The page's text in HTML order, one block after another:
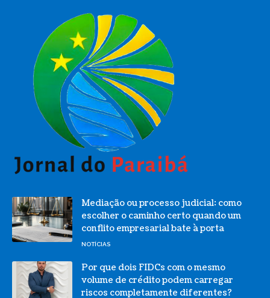
Mediação ou processo judicial: como
escolher o caminho certo quando um
conflito empresarial bate à porta
NOTÍCIAS
Por que dois FIDCs com o mesmo
volume de crédito podem carregar
riscos completamente diferentes?